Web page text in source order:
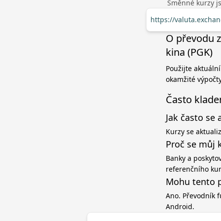
Směnné kurzy
https://
O převodu
kina (PGK)
Použijte
okamžité
Často
Jak často se
Kurzy se
Proč se můj
Banky a
referenčního
Mohu tento
Ano. Převodník
Android.